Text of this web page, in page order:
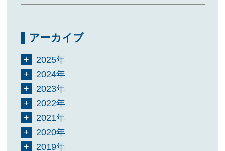
アーカイブ
2025年
2024年
2023年
2022年
2021年
2020年
2019年